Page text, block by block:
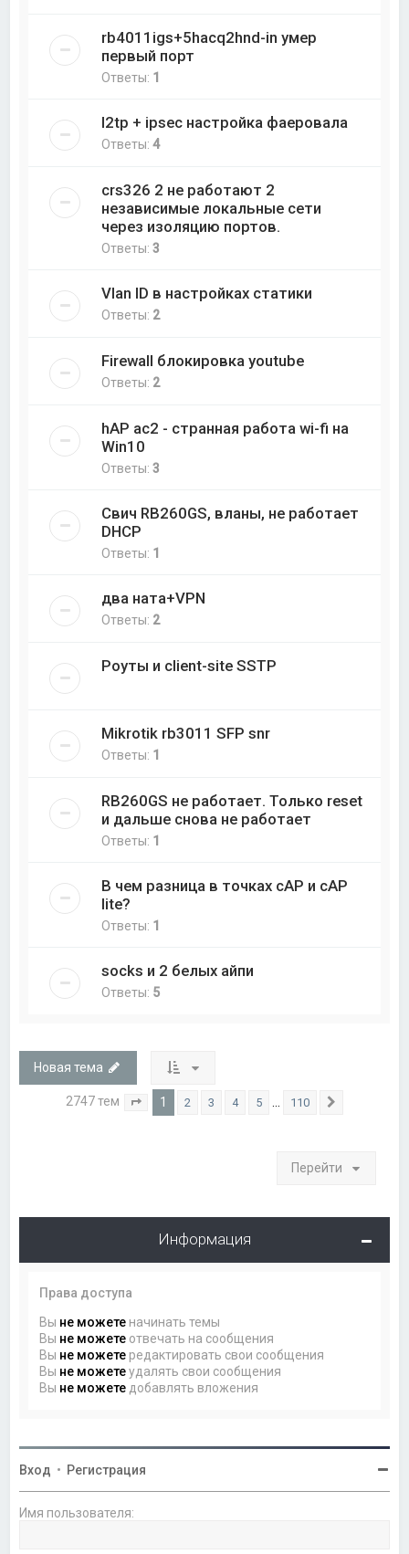
rb4011igs+5hacq2hnd-in умер
первый порт
Ответы: 1
l2tp + ipsec настройка фаеровала
Ответы:4
crs326 2 не работают 2
независимые локальные сети
через изоляцию портов.
Ответы:3
Vlan ID в настройках статики
Ответы: 2
Firewall блокировка youtube
Ответы: 2
hAP ac2 - странная работа wi-fi на
Win10
Ответы:3
Свич RB260GS, вланы, не работает
DHCP
Ответы: 1
два ната+VPN
Ответы: 2
Роуты и client-site SSTP
Mikrotik rb3011 SFP snr
Ответы: 1
RB260GS не работает. Только reset
и дальше снова не работает
Ответы: 1
В чем разница в точках cAP и cAP
lite?
Ответы: 1
socks и 2 белых айпи
Ответы: 5
Новая тема
2747 тем Страница из 110
1 2 3 4 5 110
Перейти
Информация
Права доступа
Вы не можете начинать темы
Вы не можете отвечать на сообщения
Вы не можете редактировать свои сообщения
Вы не можетеудалять свои сообщения
Вы не можете добавлять вложения
Вход • Регистрация
Имя пользователя: